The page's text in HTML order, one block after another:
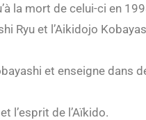
la mort de celui-ci en
Ryu et l’Aikidojo
et enseigne dans
l’esprit de l’Aïkido.